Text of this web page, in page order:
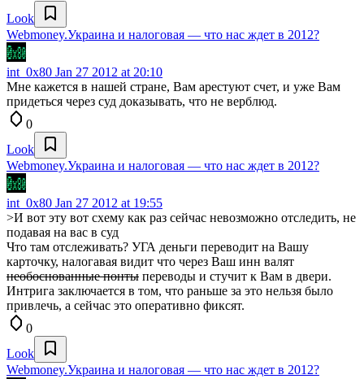
Look
Webmoney.Украина и налоговая — что нас ждет в 2012?
int_0x80 Jan 27 2012 at 20:10
Мне кажется в нашей стране, Вам арестуют счет, и уже Вам
придеться через суд доказывать, что не верблюд.
0
Look
Webmoney.Украина и налоговая — что нас ждет в 2012?
int_0x80 Jan 27 2012 at 19:55
>И вот эту вот схему как раз сейчас невозможно отследить, не
подавая на вас в суд
Что там отслеживать? УГА деньги переводит на Вашу
карточку, налогавая видит что через Ваш инн валят
необоснованные понты переводы и стучит к Вам в двери.
Интрига заключается в том, что раньше за это нельзя было
привлечь, а сейчас это оперативно фиксят.
0
Look
Webmoney.Украина и налоговая — что нас ждет в 2012?